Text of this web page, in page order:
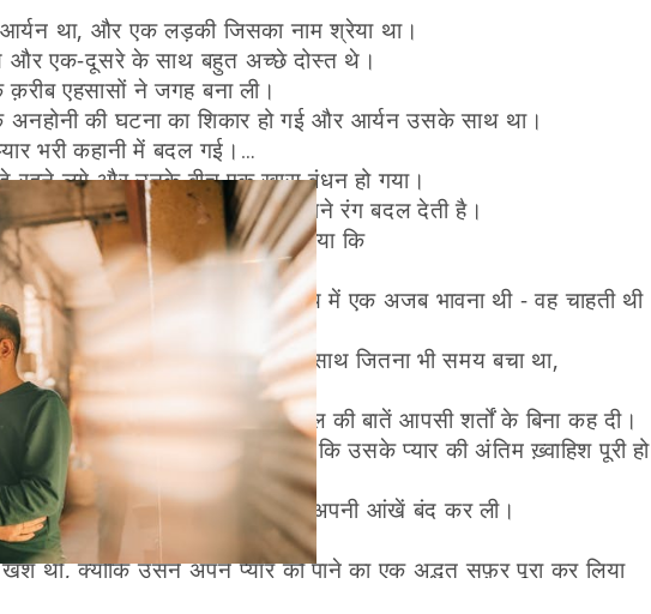
था, और एक लड़की जिसका नाम श्रेया था।
और एक-दूसरे के साथ बहुत अच्छे दोस्त थे।
क़रीब एहसासों ने जगह बना ली।
अनहोनी की घटना का शिकार हो गई और आर्यन उसके साथ था।
भरी कहानी में बदल गई।
रहने लगे और उनके बीच एक ख़ास बंधन हो गया।
थी, क्योंकि जिंदगी कभी-कभी अपने रंग बदल देती है।
पकड़ लिया और डॉक्टर ने उसे बताया कि
समर्थन दिया, लेकिन श्रेया के ह्रदय में एक अजब भावना थी - वह चाहती थी
वह इस दर्द से मुकाबला कर सके।
को जानने में थी, और वह श्रेया के साथ जितना भी समय बचा था,
करने का फैसला किया।
इस प्यार में खो दिया, और अपने दिल की बातें आपसी शर्तों के बिना कह दी।
दिख रहे थे, क्योंकि उसे पता था कि उसके प्यार की अंतिम ख़्वाहिश पूरी हो
एक साथ गुजरी रात के बाद, श्रेया ने अपनी आंखें बंद कर ली।
मुस्कान आर्यन को थे।
थी, क्योंकि उसने अपने प्यार को पाने का एक अद्भुत सफ़र पूरा कर लिया